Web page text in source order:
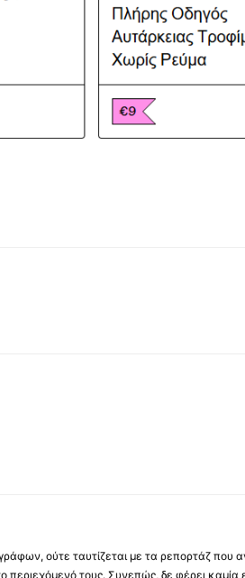
ούτε ταυτίζεται με τα ρεπορτάζ που
περιεχόμενό τους. Συνεπώς, δε φέρει